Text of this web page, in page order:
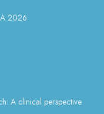
2026
A clinical perspective